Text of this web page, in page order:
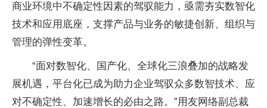
商业环境中不确定性因素的驾驭能力，亟需夯实数智化
技术和应用底座，支撑产品与业务的敏捷创新、组织与
管理的弹性变革。
“面对数智化、国产化、全球化三浪叠加的战略发
展机遇，平台化已成为助力企业驾驭众多数智技术、应
对不确定性、加速增长的必由之路。”用友网络副总裁